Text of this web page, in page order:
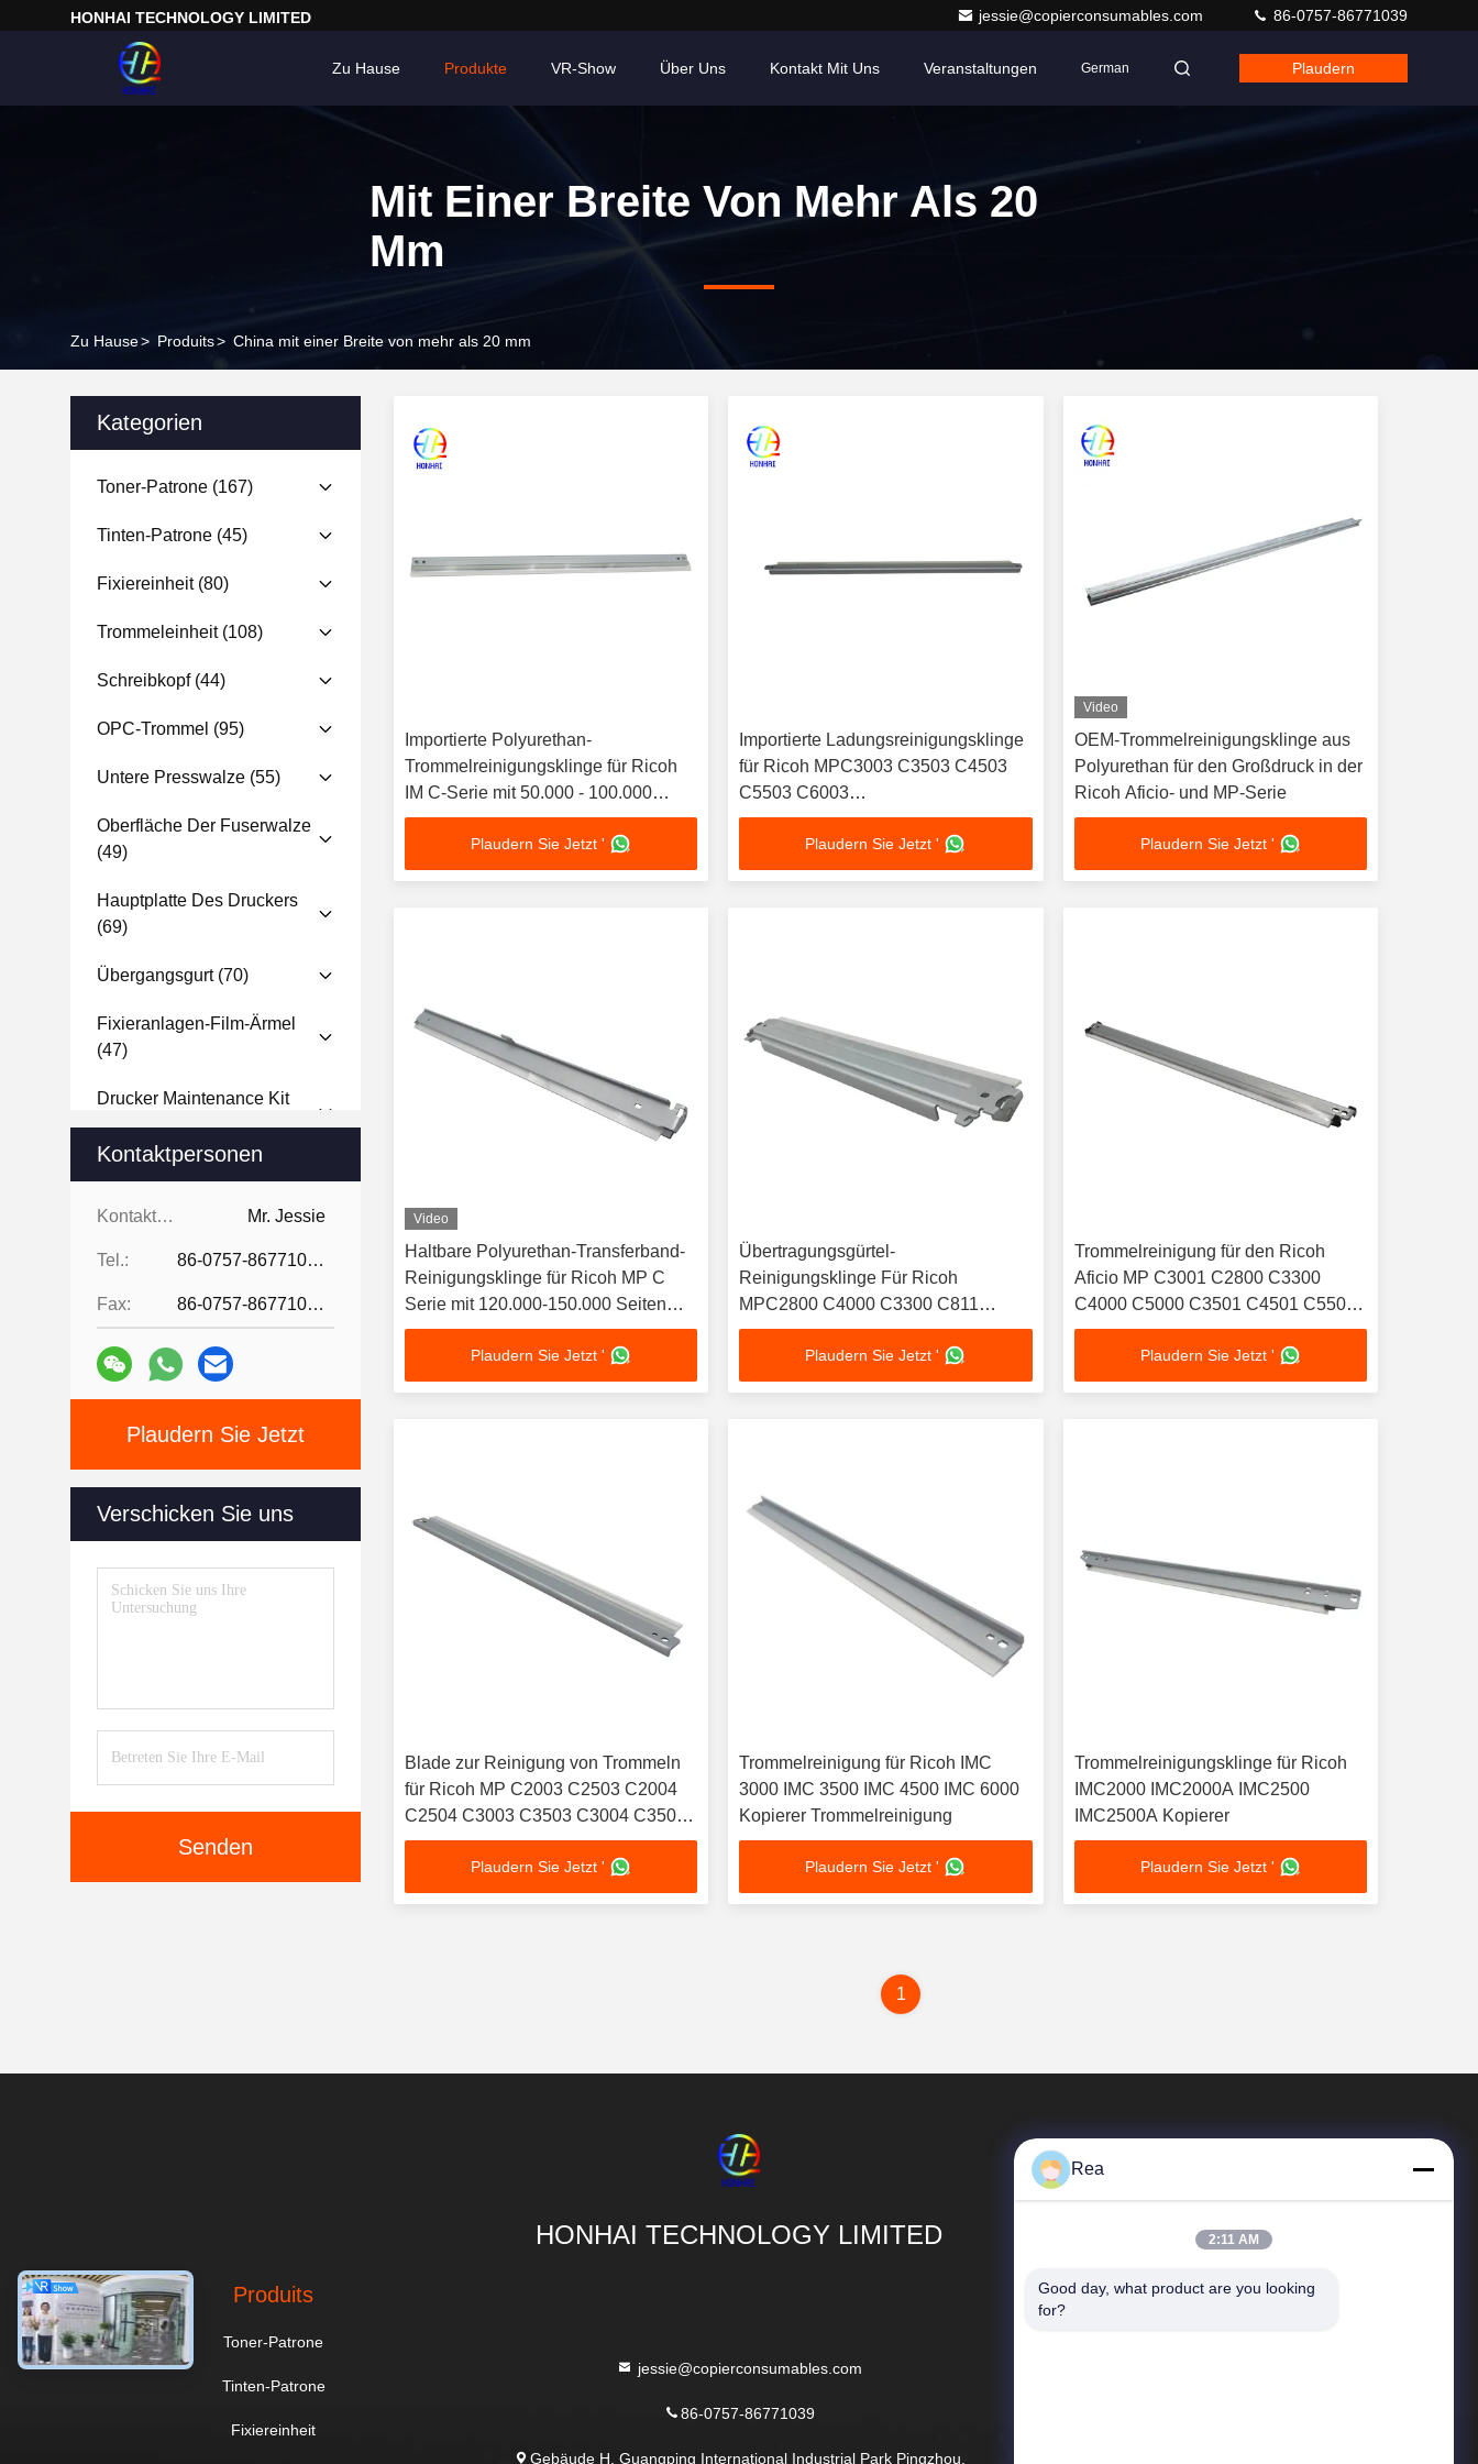
HONHAI TECHNOLOGY LIMITED jessie@copierconsumables.com 86-0757-86771039
Zu Hause Produkte VR-Show Über Uns Kontakt Mit Uns Veranstaltungen German Plaudern
Mit Einer Breite Von Mehr Als 20
Mm
Zu Hause> Produits> China mit einer Breite von mehr als 20 mm
Kategorien
Toner-Patrone (167)
Tinten-Patrone (45)
Fixiereinheit(80)
Trommeleinheit(108)
Schreibkopf(44)
OPC-Trommel (95)
Untere Presswalze (55)
Oberfläche Der Fuserwalze
(49)
Hauptplatte Des Druckers
(69)
Übergangsgurt(70)
Fixieranlagen-Film-Ärmel
(47)
Drucker Maintenance Kit
(12)
Entwickler-Einheit (53)
Aufnahmenrolle (79)
(58)
Ölauftragspad(11)
Überschüssiger Toner-
Behälter(26)
Kontaktpersonen
Kontaktpersonen: Mr. Jessie
Tel.: 86-0757-86771039
Fax: 86-0757-86771039
Plaudern Sie Jetzt
Verschicken Sie uns
Senden
Importierte Polyurethan-
Trommelreinigungsklinge für Ricoh
IM C-Serie mit 50.000 - 100.000
Seiten Austauschzyklus
Plaudern Sie Jetzt '
Importierte Ladungsreinigungsklinge
für Ricoh MPC3003 C3503 C4503
C5503 C6003
Kopierreinigungsklinge
Plaudern Sie Jetzt '
Video
OEM-Trommelreinigungsklinge aus
Polyurethan für den Großdruck in der
Ricoh Aficio- und MP-Serie
Plaudern Sie Jetzt '
Video
Haltbare Polyurethan-Transferband-
Reinigungsklinge für Ricoh MP C
Serie mit 120.000-150.000 Seiten
Lebensdauer
Plaudern Sie Jetzt '
Übertragungsgürtel-
Reinigungsklinge Für Ricoh
MPC2800 C4000 C3300 C811
C2800 C5000 Farblaser-
Multifunktionsdrucker
Plaudern Sie Jetzt '
Trommelreinigung für den Ricoh
Aficio MP C3001 C2800 C3300
C4000 C5000 C3501 C4501 C5501
Multifunktionsdrucker
Plaudern Sie Jetzt '
Blade zur Reinigung von Trommeln
für Ricoh MP C2003 C2503 C2004
C2504 C3003 C3503 C3004 C3504
C4503 C5503 C6003 C4504 C5504
Plaudern Sie Jetzt '
Trommelreinigung für Ricoh IMC
3000 IMC 3500 IMC 4500 IMC 6000
Kopierer Trommelreinigung
Plaudern Sie Jetzt '
Trommelreinigungsklinge für Ricoh
IMC2000 IMC2000A IMC2500
IMC2500A Kopierer
Plaudern Sie Jetzt '
1
HONHAI TECHNOLOGY LIMITED
Produits
Toner-Patrone
Tinten-Patrone
Fixiereinheit
jessie@copierconsumables.com
86-0757-86771039
Gebäude H, Guangping International Industrial Park Pingzhou,
Schnelle Verbindungen
Rea
2:11 AM
Good day, what product are you looking
for?